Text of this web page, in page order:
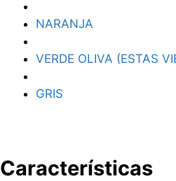
NARANJA
VERDE OLIVA (ESTAS
GRIS
Características